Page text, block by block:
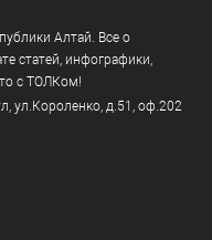
Алтай. Все о
статей, инфографики,
с ТОЛКом!
, ул.Короленко, д.51, оф.202